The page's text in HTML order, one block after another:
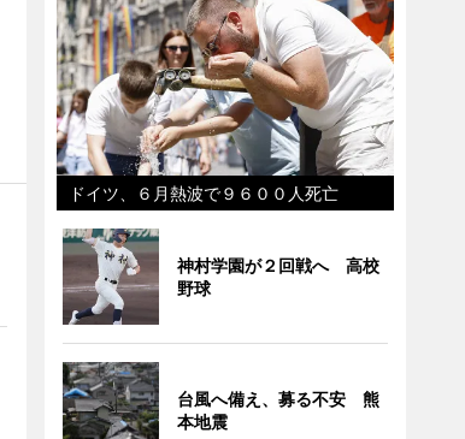
ドイツ、６月熱波で９６００人死亡
神村学園が２回戦へ 高校
野球
台風へ備え、募る不安 熊
本地震